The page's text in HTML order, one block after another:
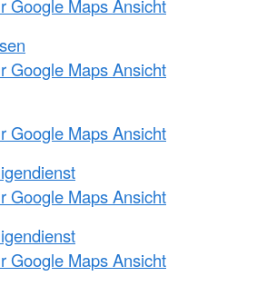
Google Maps Ansicht
Google Maps Ansicht
Google Maps Ansicht
Google Maps Ansicht
Google Maps Ansicht